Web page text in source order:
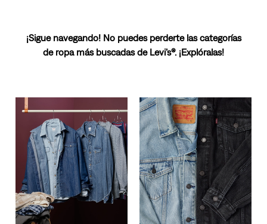
¡Sigue navegando! No puedes perderte las categorías
de ropa más buscadas de Levi’s®. ¡Explóralas!